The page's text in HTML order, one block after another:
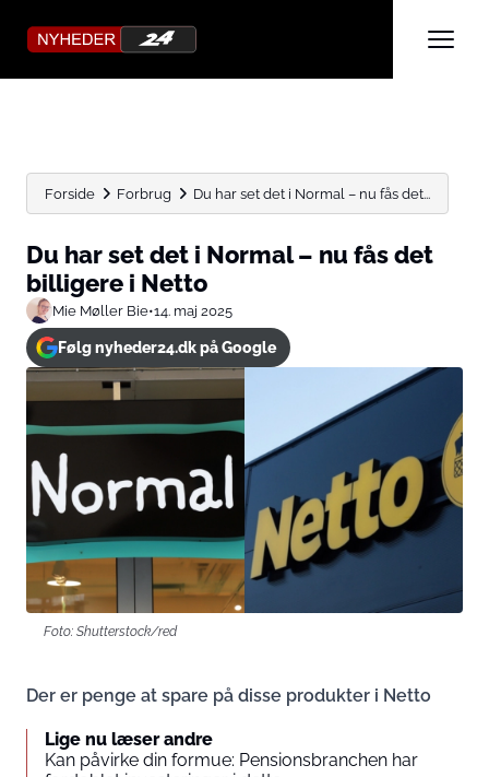
Forside Forbrug Du har set det i Normal – nu fås det...
Du har set det i Normal – nu fås det
billigere i Netto
Mie Møller Bie•14. maj 2025
Følg nyheder24.dk på Google
Foto: Shutterstock/red
Der er penge at spare på disse produkter i Netto
Lige nu læser andre
Kan påvirke din formue: Pensionsbranchen har